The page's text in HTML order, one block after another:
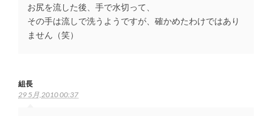
お尻を流した後、手で水切って、
その手は流しで洗うようですが、確かめたわけではあり
ません（笑）
組長
29 5月,2010 00:37